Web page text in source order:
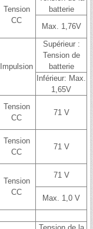
Tension
CC
batterie
Max. 1,76V
Impulsion
Supérieur :
Tension de
batterie
Inférieur: Max.
1,65V
Tension
CC
71 V
Tension
CC
71 V
Tension
CC
71 V
Max. 1,0 V